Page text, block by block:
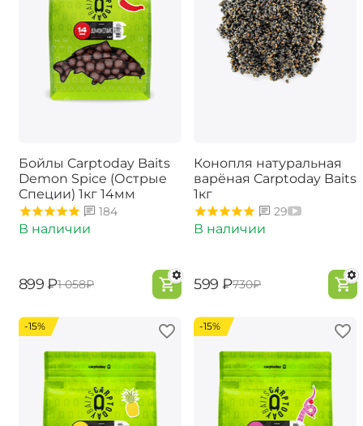
Бойлы Carptoday Baits
Demon Spice (Острые
Специи) 1кг 14мм
184
В наличии
‍899‍ ₽‍1 058‍₽
Конопля натуральная
варёная Carptoday Baits
1кг
29
В наличии
‍599‍ ₽‍730‍₽
-15% -15%